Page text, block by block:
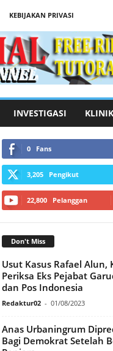
KEBIJAKAN PRIVASI
INVESTIGASI
0 Fans
3,205 Pengikut
22,800 Pelanggan
Don't Miss
Usut Kasus Rafael Alun,
Periksa Eks Pejabat
dan Pos Indonesia
Redaktur02 - 01/08/2023
Anas Urbaningrum
Bagi Demokrat Setelah